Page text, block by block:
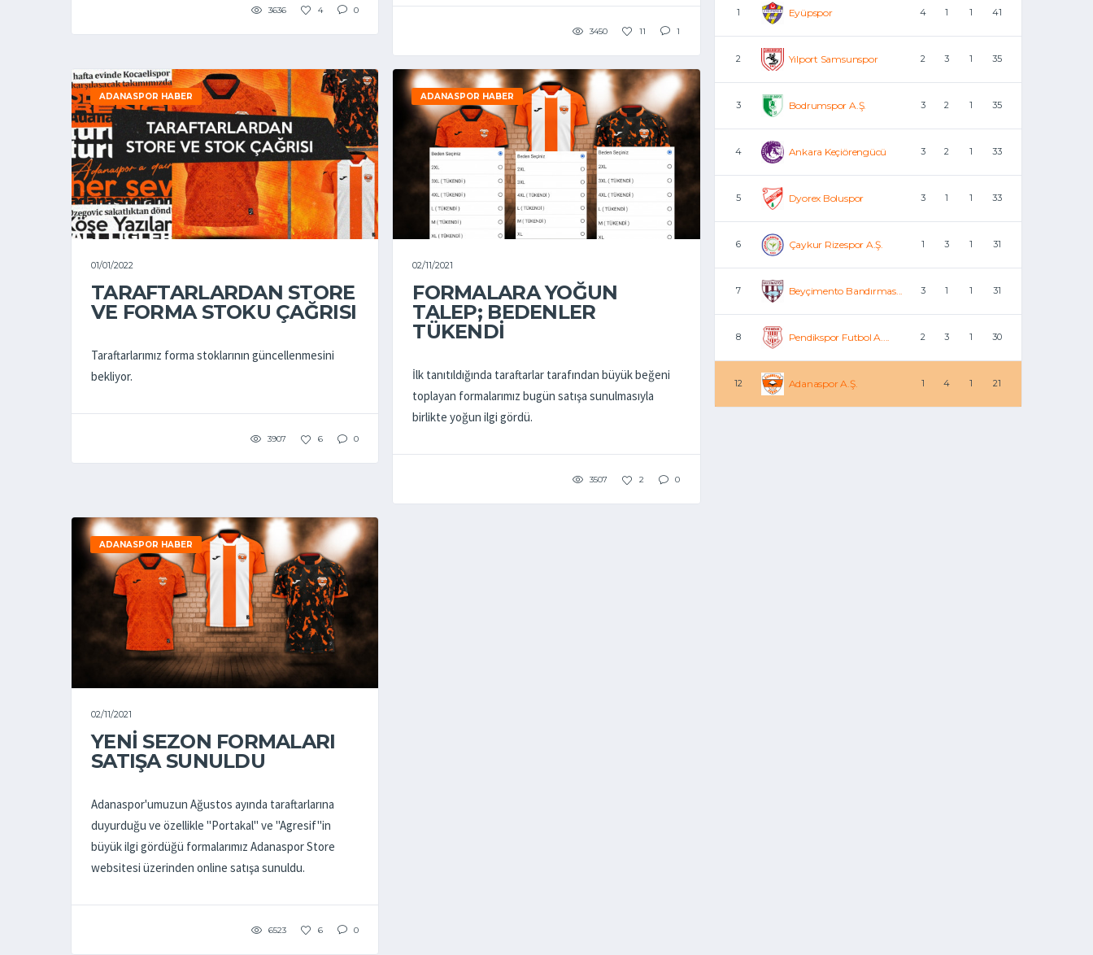
3636 4 0
3450 11 1
ADANASPOR HABER
01/01/2022
TARAFTARLARDAN STORE
VE FORMA STOKU ÇAĞRISI
Taraftarlarımız forma stoklarının güncellenmesini
bekliyor.
3907 6 0
ADANASPOR HABER
02/11/2021
FORMALARA YOĞUN
TALEP; BEDENLER
TÜKENDİ
İlk tanıtıldığında taraftarlar tarafından büyük beğeni
toplayan formalarımız bugün satışa sunulmasıyla
birlikte yoğun ilgi gördü.
3507 2 0
ADANASPOR HABER
02/11/2021
YENİ SEZON FORMALARI
SATIŞA SUNULDU
Adanaspor'umuzun Ağustos ayında taraftarlarına
duyurduğu ve özellikle "Portakal" ve "Agresif"in
büyük ilgi gördüğü formalarımız Adanaspor Store
websitesi üzerinden online satışa sunuldu.
6523 6 0
1 Eyüpspor 4 1 1 41
2 Yılport Samsunspor 2 3 1 35
3 Bodrumspor A.Ş. 3 2 1 35
4 Ankara Keçiörengücü 3 2 1 33
5 Dyorex Boluspor 3 1 1 33
6 Çaykur Rizespor A.Ş. 1 3 1 31
7 Beyçimento Bandırmas... 3 1 1 31
8 Pendikspor Futbol A.... 2 3 1 30
12 Adanaspor A.Ş. 1 4 1 21